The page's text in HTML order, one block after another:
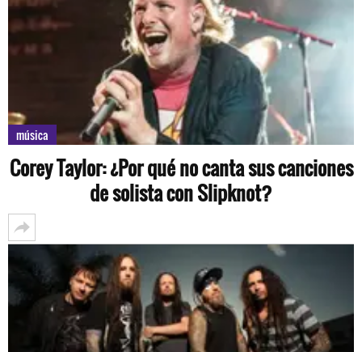
música
Corey Taylor: ¿Por qué no canta sus canciones
de solista con Slipknot?